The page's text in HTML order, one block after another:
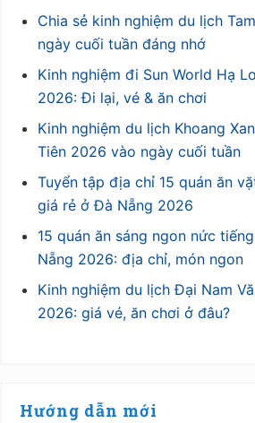
Chia sẻ kinh nghiệm du lịch
ngày cuối tuần đáng nhớ
Kinh nghiệm đi Sun World Hạ
2026: Đi lại, vé & ăn chơi
Kinh nghiệm du lịch Khoang
Tiên 2026 vào ngày cuối tuần
Tuyển tập địa chỉ 15 quán ăn
giá rẻ ở Đà Nẵng 2026
15 quán ăn sáng ngon nức
Nẵng 2026: địa chỉ, món ngon
Kinh nghiệm du lịch Đại Nam
2026: giá vé, ăn chơi ở đâu?
Hướng dẫn mới